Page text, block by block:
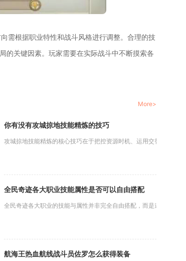
需根据职业特性和战斗风格进行调整。合理的技
的关键因素。玩家需要在实际战斗中不断摸索各
More>
你有没有攻城掠地技能精炼的技巧
攻城掠地技能精炼的核心技巧在于把控资源时机、运用交替精炼节奏...
全民奇迹各大职业技能属性是否可以自由搭配
全民奇迹各大职业的技能与属性并非完全自由搭配，而是遵循“职业...
航海王热血航线战斗员佐罗怎么获得装备